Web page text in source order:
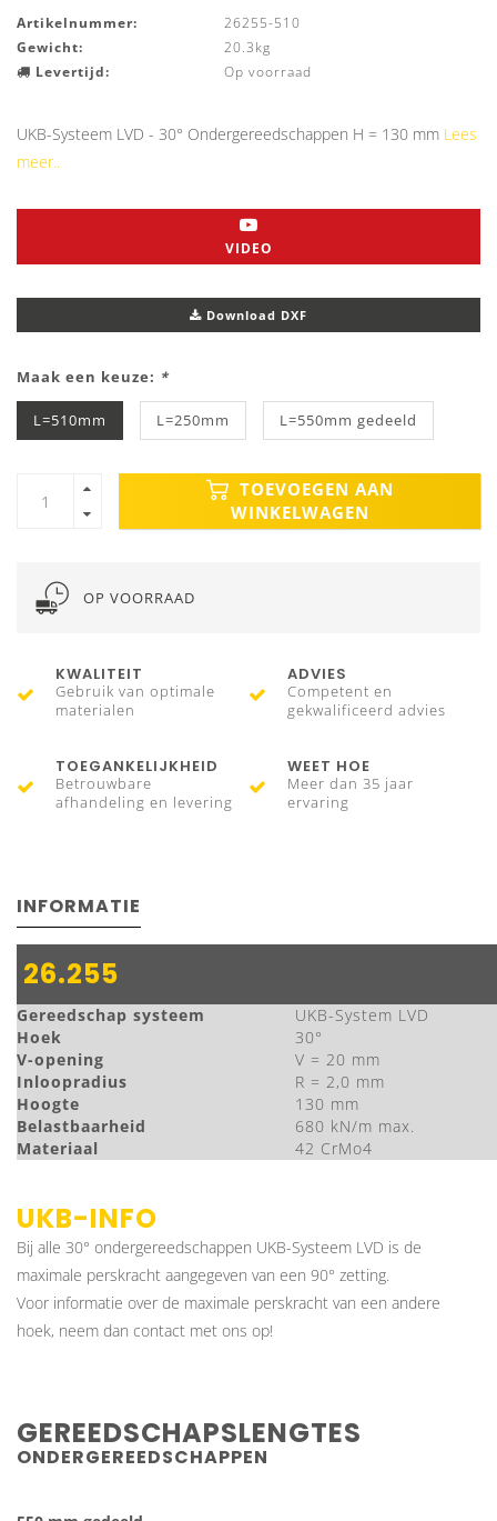
Artikelnummer:
26255-510
Gewicht:
20.3kg
Levertijd:
Op voorraad
UKB-Systeem LVD - 30° Ondergereedschappen H = 130 mm Lees
meer..
VIDEO
Download DXF
Maak een keuze: *
L=510mm L=250mm L=550mm gedeeld
TOEVOEGEN AAN
WINKELWAGEN
OP VOORRAAD
KWALITEIT
Gebruik van optimale
materialen
ADVIES
Competent en
gekwalificeerd advies
TOEGANKELIJKHEID
Betrouwbare
afhandeling en levering
WEET HOE
Meer dan 35 jaar
ervaring
INFORMATIE
26.255
Gereedschap systeem
UKB-System LVD
Hoek
30°
V-opening
V = 20 mm
Inloopradius
R = 2,0 mm
Hoogte
130 mm
Belastbaarheid
680 kN/m max.
Materiaal
42 CrMo4
UKB-INFO
Bij alle 30° ondergereedschappen UKB-Systeem LVD is de
maximale perskracht aangegeven van een 90° zetting.
Voor informatie over de maximale perskracht van een andere
hoek, neem dan contact met ons op!
GEREEDSCHAPSLENGTES
ONDERGEREEDSCHAPPEN